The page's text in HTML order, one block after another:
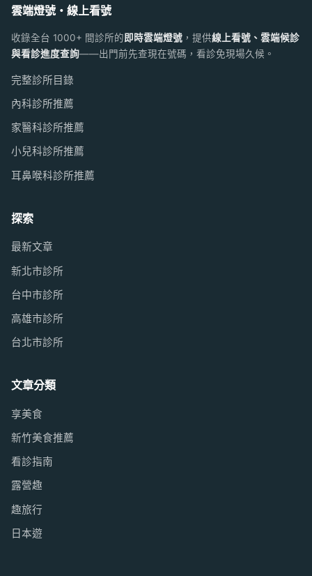
雲端燈號・線上看號
收錄全台 1000+ 間診所的 即時雲端燈號 ，提供線上看號、雲端候診
與看診進度查詢——出門前先查現在號碼，看診免現場久候。
完整診所目錄
內科診所推薦
家醫科診所推薦
小兒科診所推薦
耳鼻喉科診所推薦
探索
最新文章
新北市診所
台中市診所
高雄市診所
台北市診所
文章分類
享美食
新竹美食推薦
看診指南
露營趣
趣旅行
日本遊